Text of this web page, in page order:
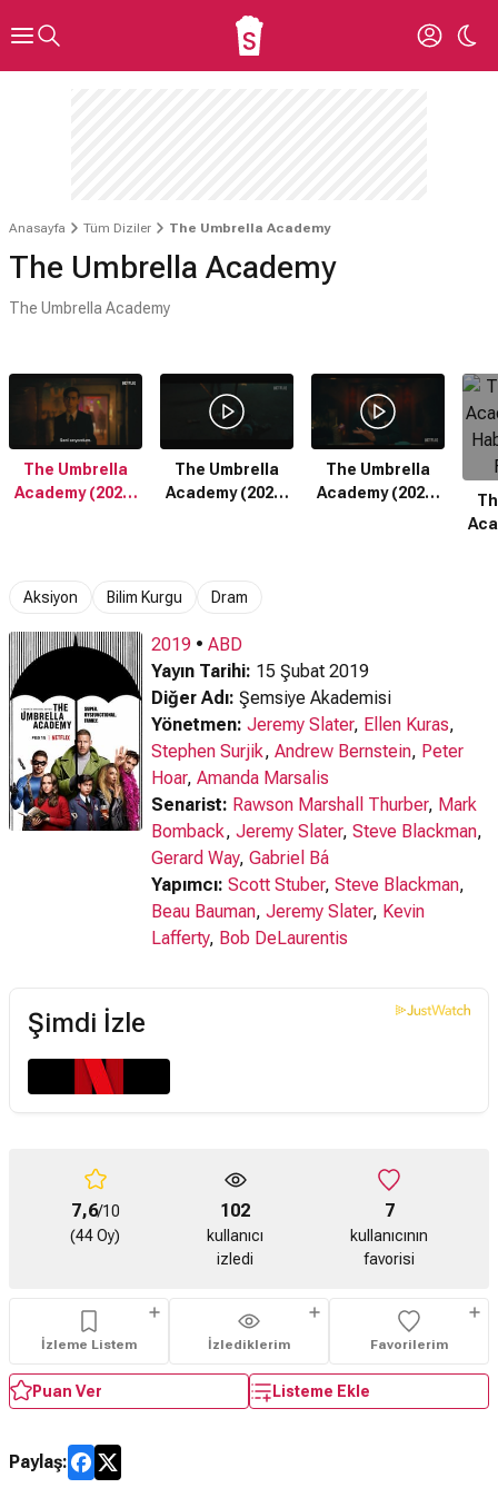
Anasayfa Tüm Diziler The Umbrella Academy
The Umbrella Academy
The Umbrella Academy
The Umbrella
Academy (2022)
The Umbrella
Academy (2024)
The Umbrella
Academy (2020)
Aksiyon
Bilim Kurgu Dram
2019 • ABD
Yayın Tarihi: 15 Şubat 2019
Diğer Adı: Şemsiye Akademisi
Yönetmen: Jeremy Slater, Ellen Kuras,
Stephen Surjik, Andrew Bernstein, Peter
Hoar, Amanda Marsalis
Senarist: Rawson Marshall Thurber, Mark
Bomback, Jeremy Slater, Steve Blackman,
Gerard Way, Gabriel Bá
Yapımcı: Scott Stuber, Steve Blackman,
Beau Bauman, Jeremy Slater, Kevin
Lafferty, Bob DeLaurentis
Şimdi İzle
7,6/10
(44 Oy)
102
kullanıcı
izledi
7
kullanıcının
favorisi
İzleme Listem İzlediklerim Favorilerim
Puan Ver Listeme Ekle
Paylaş: